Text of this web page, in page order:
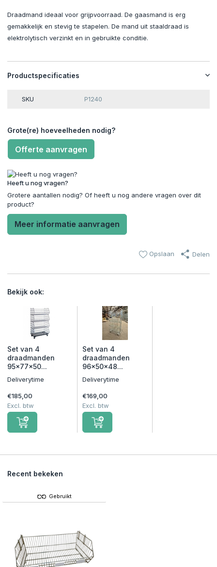
Draadmand ideaal voor grijpvoorraad. De gaasmand is erg
gemakkelijk en stevig te stapelen. De mand uit staaldraad is
elektrolytisch verzinkt en in gebruikte conditie.
Productspecificaties
SKU P1240
Grote(re) hoeveelheden nodig?
Offerte aanvragen
Heeft u nog vragen?
Grotere aantallen nodig? Of heeft u nog andere vragen over dit
product?
Meer informatie aanvragen
Opslaan Delen
Bekijk ook:
Set van 4
draadmanden
95x77x50...
Deliverytime
€185,00
Excl. btw
Set van 4
draadmanden
96x50x48...
Deliverytime
€169,00
Excl. btw
Recent bekeken
Gebruikt